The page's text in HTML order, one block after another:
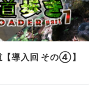
【導入回 その④】